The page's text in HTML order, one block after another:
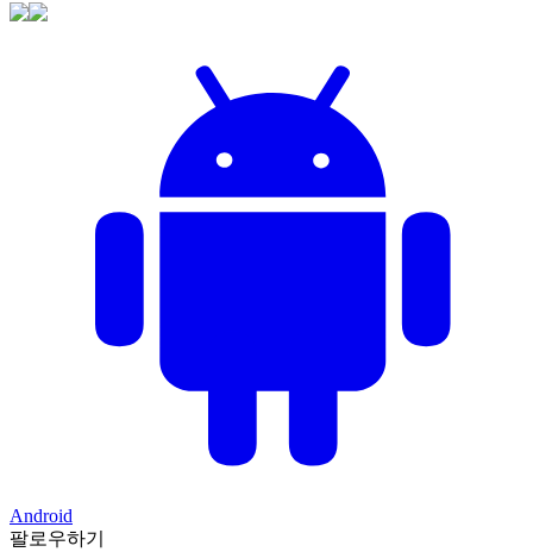
Android
팔로우하기